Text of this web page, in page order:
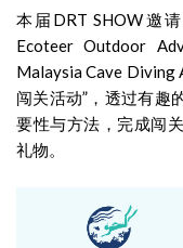
本届DRT SHOW邀
Ecoteer Outdoor
Malaysia Cave Diving
闯关活动”，透过有趣
要性与方法，完成闯
礼物。